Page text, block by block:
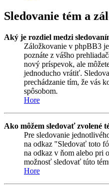
Sledovanie tém a
Aký je rozdiel medzi
Záložkovanie v phpBB3
poznáte z vášho
nový príspevok, ale
jednoducho vrátiť.
prechádzanie tím, že vás
spôsobom.
Hore
Ako môžem sledovať zvolené
Pre sledovanie
na odkaz "Sledovať toto
na odkaz v ňom alebo pri
možnosť sledovať túto
Hore